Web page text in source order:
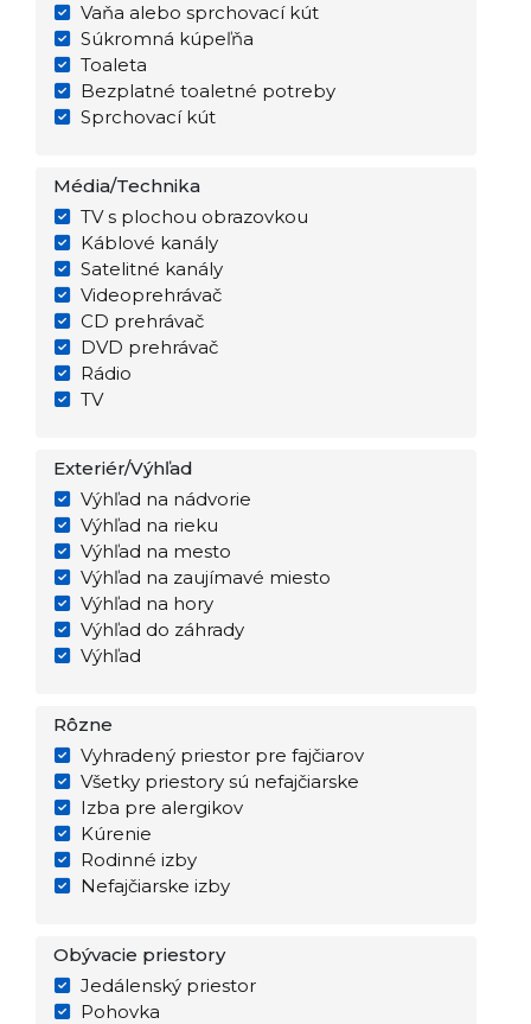
Vaňa alebo sprchovací kút
Súkromná kúpeľňa
Toaleta
Bezplatné toaletné potreby
Sprchovací kút
Média/Technika
TV s plochou obrazovkou
Káblové kanály
Satelitné kanály
Videoprehrávač
CD prehrávač
DVD prehrávač
Rádio
TV
Exteriér/Výhľad
Výhľad na nádvorie
Výhľad na rieku
Výhľad na mesto
Výhľad na zaujímavé miesto
Výhľad na hory
Výhľad do záhrady
Výhľad
Rôzne
Vyhradený priestor pre fajčiarov
Všetky priestory sú nefajčiarske
Izba pre alergikov
Kúrenie
Rodinné izby
Nefajčiarske izby
Obývacie priestory
Jedálenský priestor
Pohovka